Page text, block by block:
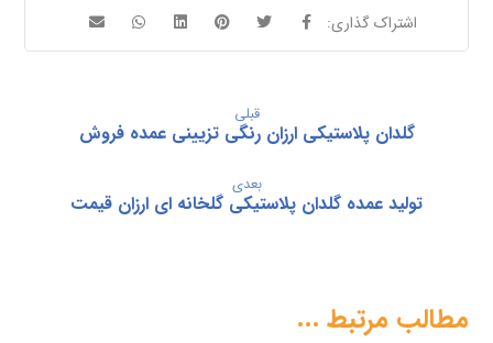
قبلی
گلدان پلاستیکی ارزان رنگی تزیینی عمده فروش
بعدی
تولید عمده گلدان پلاستیکی گلخانه ای ارزان قیمت
مطالب مرتبط ...